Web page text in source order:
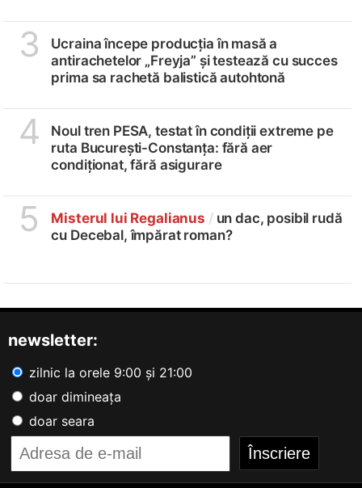
3
Ucraina începe producția în masă a
antirachetelor „Freyja” și testează cu succes
prima sa rachetă balistică autohtonă
4
Noul tren PESA, testat în condiții extreme pe
ruta București-Constanța: fără aer
condiționat, fără asigurare
5 Misterul lui Regalianus /un dac, posibil rudă
cu Decebal, împărat roman?
newsletter:
zilnic la orele 9:00 și 21:00
doar dimineața
doar seara